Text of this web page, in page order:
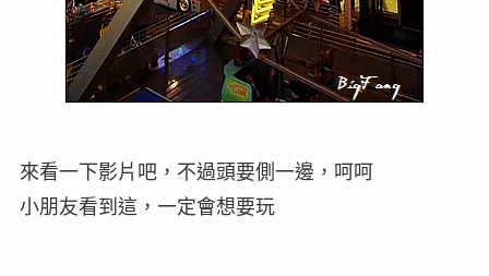
來看一下影片吧，不過頭要側一邊，呵呵
小朋友看到這，一定會想要玩